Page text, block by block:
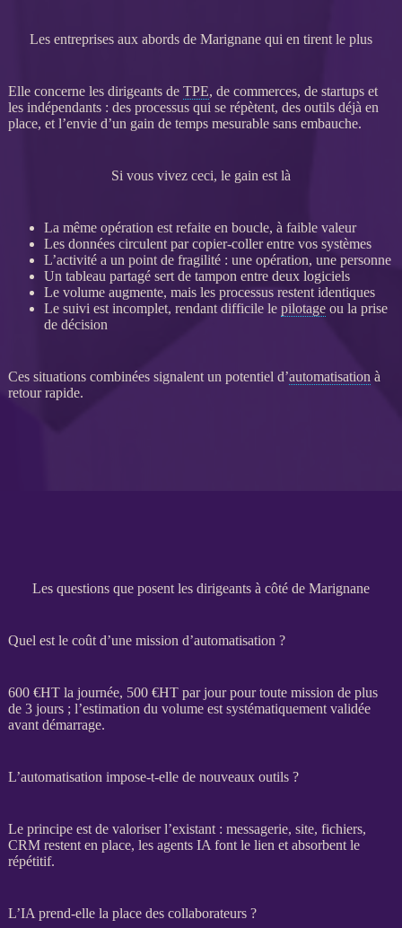
Les entreprises aux abords de Marignane qui en tirent le plus
Elle concerne les dirigeants de TPE, de commerces, de startups et
les indépendants : des processusqui se répètent, des outils déjà en
place, et l’envie d’un gain de temps mesurable sans embauche.
Si vous vivez ceci, le gain est là
La même opération est refaite en boucle, à faible valeur
Les donnéescirculent par copier-coller entre vos systèmes
L’activité a un point de fragilité : une opération, une personne
Un tableau partagé sert de tampon entre deux logiciels
Le volume augmente, mais les processusrestent identiques
Le suivi est incomplet, rendant difficile le pilotageou la prise
de décision
Ces situations combinées signalent un potentiel d’automatisation à
retour rapide.
Les questions que posent les dirigeants à côté de Marignane
Quel est le coût d’une mission d’automatisation ?
600 €HTla journée, 500 €HTpar jour pour toute mission de plus
de 3 jours ; l’estimation du volume est systématiquement validée
avant démarrage.
L’automatisation impose-t-elle de nouveaux outils ?
Le principe est de valoriser l’existant : messagerie, site, fichiers,
CRMrestent en place, les agents IA font le lien et absorbent le
répétitif.
L’IA prend-elle la place des collaborateurs ?